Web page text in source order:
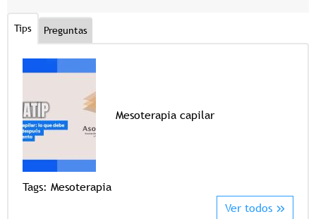
Tips Preguntas
Mesoterapia capilar
Tags: Mesoterapia
Ver todos